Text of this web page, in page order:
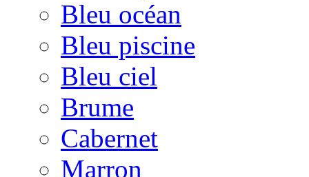
Bleu océan
Bleu piscine
Bleu ciel
Brume
Cabernet
Marron